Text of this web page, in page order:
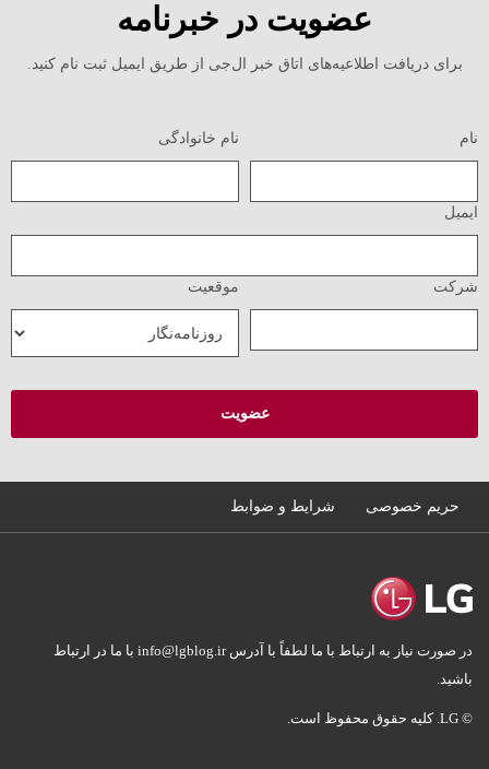
عضویت در خبرنامه
برای دریافت اطلاعیه‌های اتاق خبر ال‌جی از طریق ایمیل ثبت نام کنید.
نام نام خانوادگی
ایمیل
شرکت موقعیت
حریم خصوصی شرایط و ضوابط
در صورت نیاز به ارتباط با ما لطفاً با آدرس info@lgblog.ir با ما در ارتباط
باشید.
© LG. کلیه حقوق محفوظ است.